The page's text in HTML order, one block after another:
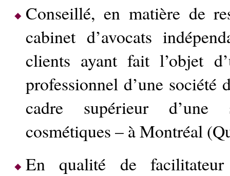
Conseillé, en matière de
cabinet d’avocats
clients ayant fait l’objet
professionnel d’une
cadre supérieur d’une
cosmétiques – à Montréal
En qualité de